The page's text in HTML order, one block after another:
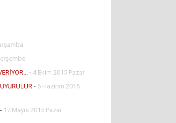
- 4 Ekim 2015 Pazar
- 6 Haziran 2015
- 17 Mayıs 2015 Pazar